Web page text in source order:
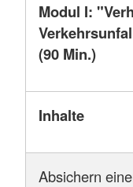
Modul I:
(90 Min.)
Inhalte
Absichern